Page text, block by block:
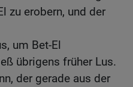
zu erobern, und der
um Bet-El
übrigens früher Lus.
der gerade aus der